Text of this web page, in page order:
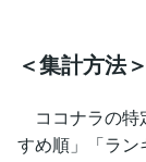
＜集計方法＞
ココナラの特
すめ順」「ラン